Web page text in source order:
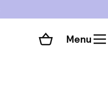
Winkelmand
Menu